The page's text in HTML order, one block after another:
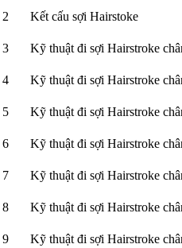
2
Kết cấu sợi Hairstoke
3
Kỹ thuật đi sợi Hairstroke
4
Kỹ thuật đi sợi Hairstroke
5
Kỹ thuật đi sợi Hairstroke
6
Kỹ thuật đi sợi Hairstroke
7
Kỹ thuật đi sợi Hairstroke
8
Kỹ thuật đi sợi Hairstroke
9
Kỹ thuật đi sợi Hairstroke